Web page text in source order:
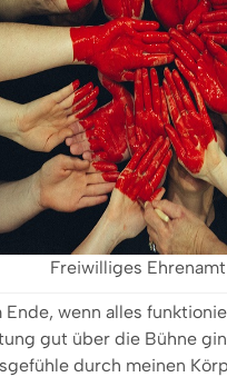
Freiwilliges Ehrenamt
Ende, wenn alles
gut über die Bühne
durch meinen